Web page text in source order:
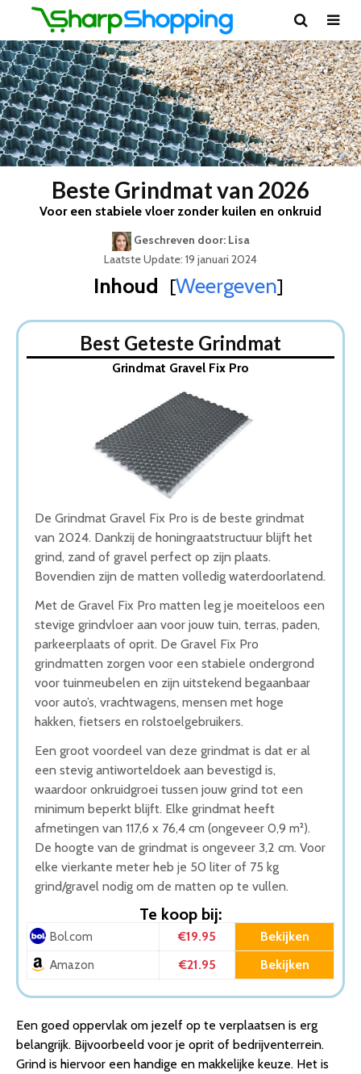
Beste Grindmat van 2026
Voor een stabiele vloer zonder kuilen en onkruid
Geschreven door: Lisa
Laatste Update: 19 januari 2024
Inhoud [Weergeven]
1. Grindmat Gravel Fix Pro
2. Grindmatten G5
4. Grindroosters 5 stuks
5. Plusgarden Grindmat
Wat is de beste Grindmat van 2026
1. Beste Grindmat van 2026
2. Grote Grindmat
4. Duurzame Grindmat
5. Goede Prijs-Kwaliteit Grindmat
Conclusie
Best Geteste Grindmat
Grindmat Gravel Fix Pro
De Grindmat Gravel Fix Pro is de beste grindmat
van 2024. Dankzij de honingraatstructuur blijft het
grind, zand of gravel perfect op zijn plaats.
Bovendien zijn de matten volledig waterdoorlatend.
Met de Gravel Fix Pro matten leg je moeiteloos een
stevige grindvloer aan voor jouw tuin, terras, paden,
parkeerplaats of oprit. De Gravel Fix Pro
grindmatten zorgen voor een stabiele ondergrond
voor tuinmeubelen en zijn uitstekend begaanbaar
voor auto’s, vrachtwagens, mensen met hoge
hakken, fietsers en rolstoelgebruikers.
Een groot voordeel van deze grindmat is dat er al
een stevig antiworteldoek aan bevestigd is,
waardoor onkruidgroei tussen jouw grind tot een
minimum beperkt blijft. Elke grindmat heeft
afmetingen van 117,6 x 76,4 cm (ongeveer 0,9 m²).
De hoogte van de grindmat is ongeveer 3,2 cm. Voor
elke vierkante meter heb je 50 liter of 75 kg
grind/gravel nodig om de matten op te vullen.
Te koop bij:
Bol.com €19.95 Bekijken
Amazon €21.95 Bekijken
Een goed oppervlak om jezelf op te verplaatsen is erg
belangrijk. Bijvoorbeeld voor je oprit of bedrijventerrein.
Grind is hiervoor een handige en makkelijke keuze. Het is